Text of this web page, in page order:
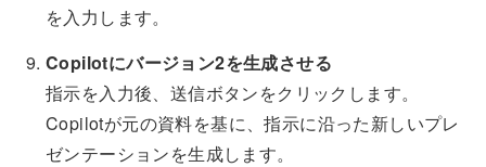
を入力します。
Copilotにバージョン2を生成させる
指示を入力後、送信ボタンをクリックします。
Copilotが元の資料を基に、指示に沿った新しいプレ
ゼンテーションを生成します。